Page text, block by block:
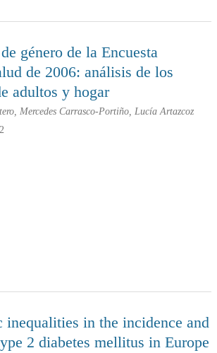
género de la Encuesta
de 2006: análisis de los
adultos y hogar
Mercedes Carrasco-Portiño, Lucía Artazcoz
inequalities in the incidence and
2 diabetes mellitus in Europe